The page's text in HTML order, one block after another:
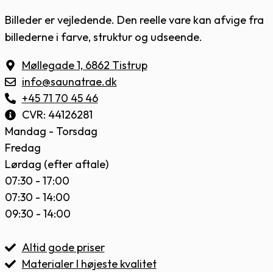
Billeder er vejledende. Den reelle vare kan afvige fra
billederne i farve, struktur og udseende.
Møllegade 1, 6862 Tistrup
info@saunatrae.dk
+45 71 70 45 46
CVR: 44126281
Mandag - Torsdag
Fredag
Lørdag (efter aftale)
07:30 - 17:00
07:30 - 14:00
09:30 - 14:00
Altid gode priser
Materialer I højeste kvalitet